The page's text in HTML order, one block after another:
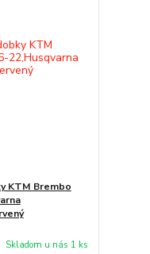
KTM Brembo
Skladom u nás 1 ks